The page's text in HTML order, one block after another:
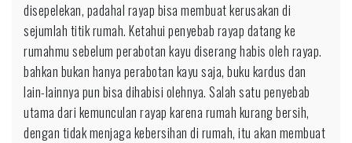
disepelekan, padahal rayap bisa membuat kerusakan di
sejumlah titik rumah. Ketahui penyebab rayap datang ke
rumahmu sebelum perabotan kayu diserang habis oleh rayap.
bahkan bukan hanya perabotan kayu saja, buku kardus dan
lain-lainnya pun bisa dihabisi olehnya. Salah satu penyebab
utama dari kemunculan rayap karena rumah kurang bersih,
dengan tidak menjaga kebersihan di rumah, itu akan membuat